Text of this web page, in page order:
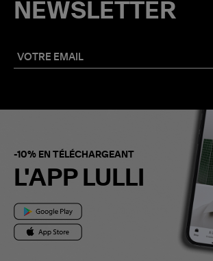
NEWSLETTER
-10% EN TÉLÉCHARGEANT
L'APP LULLI